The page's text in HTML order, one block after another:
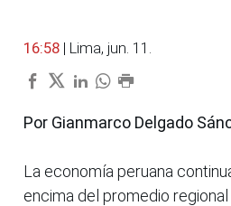
16:58 | Lima, jun. 11.
Por Gianmarco Delgado
La economía peruana
encima del promedio